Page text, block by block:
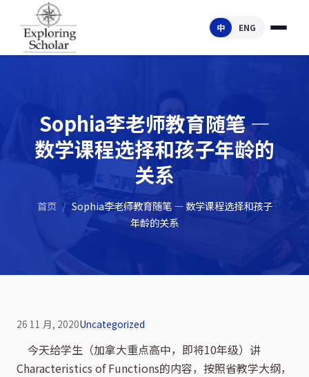
中 ENG
Sophia李老师教育随笔 —
数学课程选择和孩子年龄的
关系
首页 / Sophia李老师教育随笔 — 数学课程选择和孩子
年龄的关系
26 11 月, 2020Uncategorized
Characteristics of Functions的内容，按照省教学大纲，